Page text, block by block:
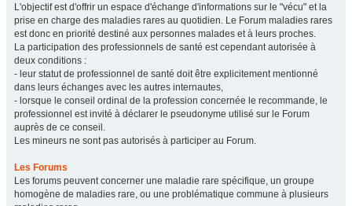
L'objectif est d'offrir un espace d'échange d'informations sur le "vécu" et la
prise en charge des maladies rares au quotidien. Le Forum maladies rares
est donc en priorité destiné aux personnes malades et à leurs proches.
La participation des professionnels de santé est cependant autorisée à
deux conditions :
- leur statut de professionnel de santé doit être explicitement mentionné
dans leurs échanges avec les autres internautes,
- lorsque le conseil ordinal de la profession concernée le recommande, le
professionnel est invité à déclarer le pseudonyme utilisé sur le Forum
auprès de ce conseil.
Les mineurs ne sont pas autorisés à participer au Forum.
Les Forums
Les forums peuvent concerner une maladie rare spécifique, un groupe
homogène de maladies rare, ou une problématique commune à plusieurs